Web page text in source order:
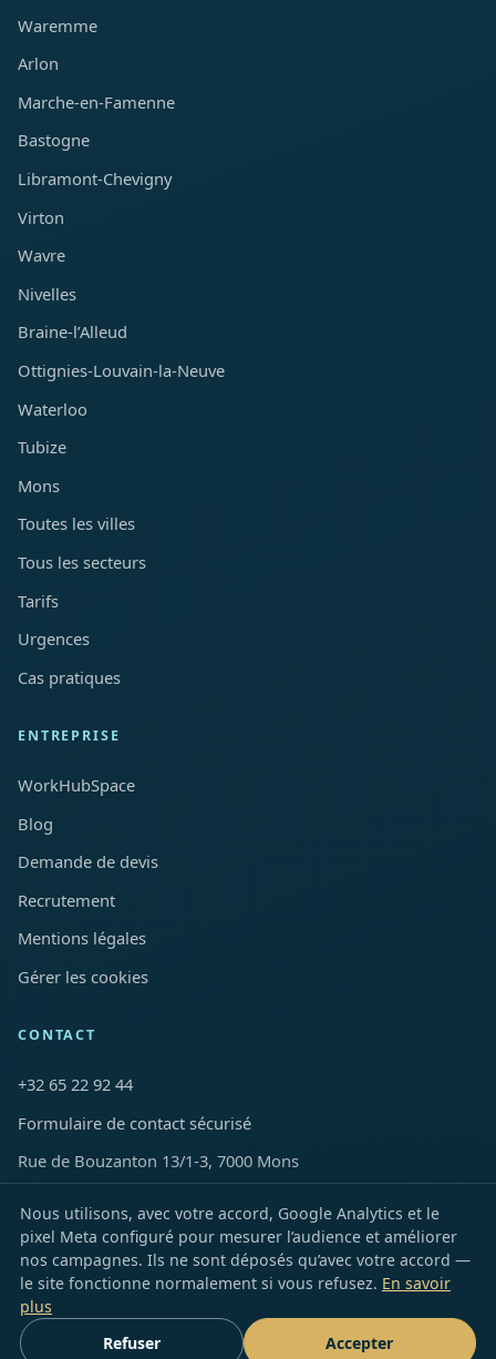
Waremme
Arlon
Marche-en-Famenne
Bastogne
Libramont-Chevigny
Virton
Wavre
Nivelles
Braine-l’Alleud
Ottignies-Louvain-la-Neuve
Waterloo
Tubize
Mons
Toutes les villes
Tous les secteurs
Tarifs
Urgences
Cas pratiques
ENTREPRISE
WorkHubSpace
Blog
Demande de devis
Recrutement
Mentions légales
Gérer les cookies
CONTACT
+32 65 22 92 44
Formulaire de contact sécurisé
Rue de Bouzanton 13/1-3, 7000 Mons
LinkedInFacebookInstagramYouTubeTikTokXSnapchat
© 2026 FHN Clean · Tous droits réservés
🇧🇪 Mons · Hainaut · Wallonie · Bruxelles
Nous utilisons, avec votre accord, Google Analytics et le
pixel Meta configuré pour mesurer l’audience et améliorer
nos campagnes. Ils ne sont déposés qu’avec votre accord —
le site fonctionne normalement si vous refusez. En savoir
plus
Refuser
Accepter